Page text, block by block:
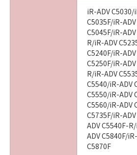
(1) 本契約書は、お客様が、『
記のボタンをクリックした時
フトウェア」をインストール
し、下記(2)または(3)により
効に存続します。
(2) お客様は、「本ソフトウ
複製物のすべてを廃棄および
り、本契約書を終了させるこ
(3) お客様が本契約書のいず
した場合、本契約書は直ちに
(4) お客様は、上記(3)によっ
した場合、速やかに、「本ソ
びその複製物のすべてを廃棄ま
iR-ADV C5030/
C5035F/iR-
C5045F/iR-
R/iR-ADV
C5240F/iR-
C5250F/iR-
R/iR-ADV
C5540/iR-ADV
C5550/iR-ADV
C5560/iR-ADV
C5735F/iR-
ADV C5540F-
ADV C5840F/
C5870F